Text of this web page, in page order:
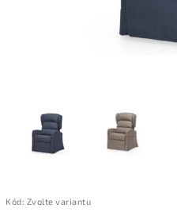
Kód: Zvolte variantu